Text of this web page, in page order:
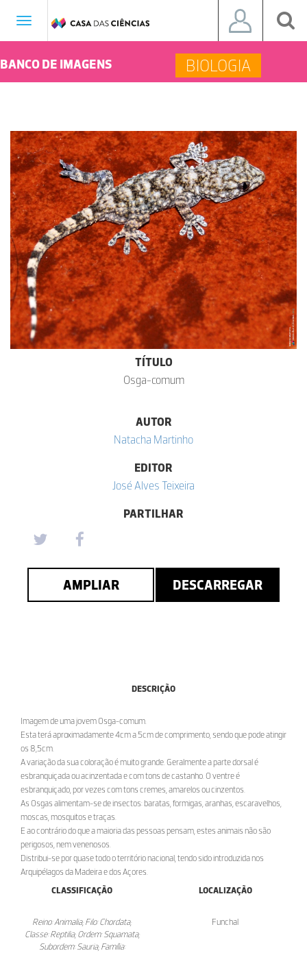
Toggle
BANCO DE IMAGENS BIOLOGIA
TÍTULO
Osga-comum
AUTOR
Natacha Martinho
EDITOR
José Alves Teixeira
PARTILHAR
AMPLIAR DESCARREGAR
DESCRIÇÃO
Imagem de uma jovem Osga-comum.
Esta terá aproximadamente 4cm a 5cm de comprimento, sendo que pode atingir
os 8,5cm.
A variação da sua coloração é muito grande. Geralmente a parte dorsal é
esbranquiçada ou acinzentada e com tons de castanho. O ventre é
esbranquiçado, por vezes com tons cremes, amarelos ou cinzentos.
As Osgas alimentam-se de insectos: baratas, formigas, aranhas, escaravelhos,
moscas, mosquitos e traças.
E ao contrário do que a maioria das pessoas pensam, estes animais não são
perigosos, nem venenosos.
Distribui-se por quase todo o território nacional, tendo sido introduzida nos
Arquipélagos da Madeira e dos Açores.
CLASSIFICAÇÃO
Reino: Animalia; Filo: Chordata;
Classe: Reptilia; Ordem: Squamata;
Subordem: Sauria; Família:
LOCALIZAÇÃO
Funchal